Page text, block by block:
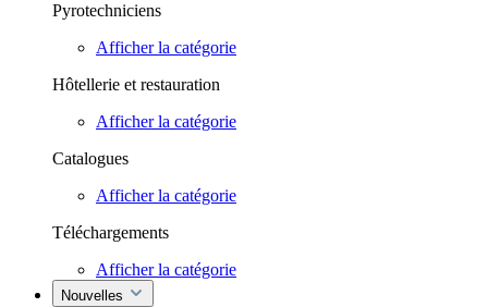
Pyrotechniciens
Afficher la catégorie
Hôtellerie et restauration
Afficher la catégorie
Catalogues
Afficher la catégorie
Téléchargements
Afficher la catégorie
Nouvelles